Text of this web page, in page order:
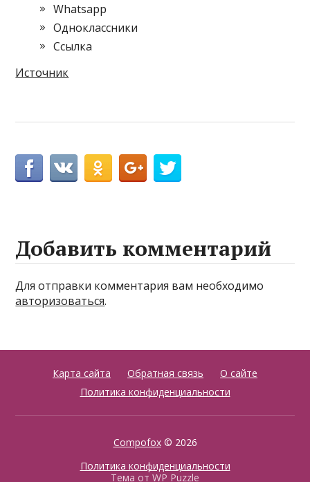
Whatsapp
Одноклассники
Cсылка
Источник
Добавить комментарий
Для отправки комментария вам необходимо
авторизоваться.
Карта сайта Обратная связь
О сайте
Политика конфиденциальности
Compofox© 2026
Политика конфиденциальности
Тема от WP Puzzle